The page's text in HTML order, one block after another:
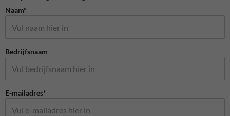
Naam*
Bedrijfsnaam
E-mailadres*